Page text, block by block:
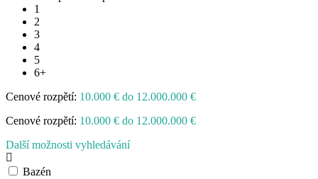
1
2
3
4
5
6+
Cenové rozpětí: 10.000 € do 12.000.000 €
Cenové rozpětí: 10.000 € do 12.000.000 €
Další možnosti vyhledávání
Bazén